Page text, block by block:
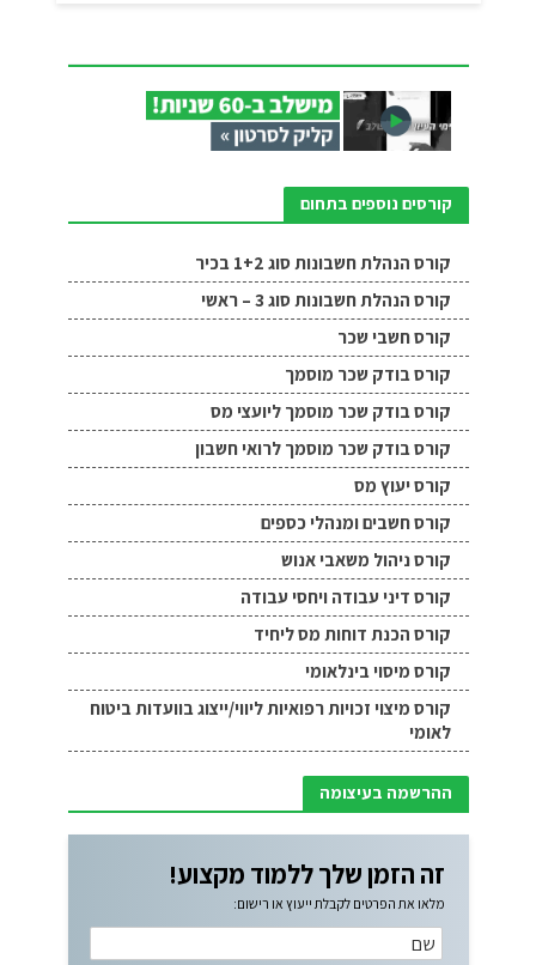
קורסים נוספים בתחום
קורס הנהלת חשבונות סוג 1+2 בכיר
קורס הנהלת חשבונות סוג 3 – ראשי
קורס חשבי שכר
קורס בודק שכר מוסמך
קורס בודק שכר מוסמך ליועצי מס
קורס בודק שכר מוסמך לרואי חשבון
קורס יעוץ מס
קורס חשבים ומנהלי כספים
קורס ניהול משאבי אנוש
קורס דיני עבודה ויחסי עבודה
קורס הכנת דוחות מס ליחיד
קורס מיסוי בינלאומי
קורס מיצוי זכויות רפואיות ליווי/ייצוג בוועדות ביטוח
לאומי
ההרשמה בעיצומה
זה הזמן שלך ללמוד מקצוע!
מלאו את הפרטים לקבלת ייעוץ או רישום: